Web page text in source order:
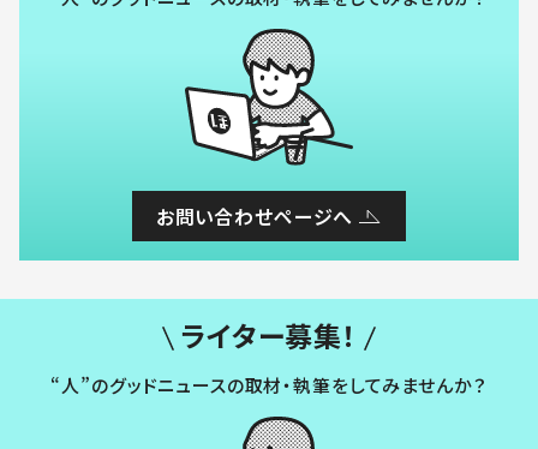
お問い合わせページへ
ライター募集！
“人”のグッドニュースの取材・執筆をしてみませんか？